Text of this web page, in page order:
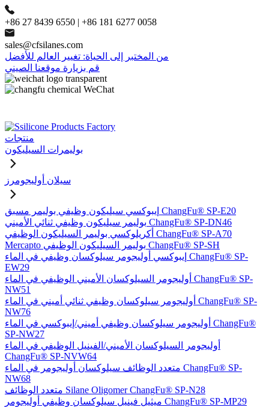
+86 27 8439 6550 | +86 181 6277 0058
sales@cfsilanes.com
من المختبر إلى الحياة: تغيير العالم للأفضل
قم بزيارة موقعنا الصيني
منتجات
بوليمرات السيليكون
سيلان أوليجومرز
إيبوكسي سيليكون وظيفي بوليمر مسبق ChangFu® SP-E20
بوليمر سيليكون وظيفي ثنائي الأميني ChangFu® SP-DN46
أكريلوكسي بوليمر السيليكون الوظيفي ChangFu® SP-A70
Mercapto بوليمر السيليكون الوظيفي ChangFu® SP-SH
إيبوكسي أوليجومر سيلوكسان وظيفي في الماء ChangFu® SP-
EW29
أوليجومر السيلوكسان الأميني الوظيفي في الماء ChangFu® SP-
NW51
أوليجومر سيلوكسان وظيفي ثنائي أميني في الماء ChangFu® SP-
NW76
أوليجومر سيلوكسان وظيفي أميني/إيبوكسي في الماء ChangFu®
SP-NW27
أوليجومر السيلوكسان الأميني/الفينيل الوظيفي في الماء
ChangFu® SP-NVW64
متعدد الوظائف سيلوكسان أوليجومر في الماء ChangFu® SP-
NW68
متعدد الوظائف Silane Oligomer ChangFu® SP-N28
ميثيل فينيل سيلوكسان وظيفي أوليجومر ChangFu® SP-MP29